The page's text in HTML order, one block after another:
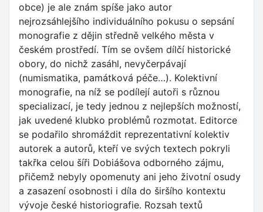
obce) je ale znám spíše jako autor
nejrozsáhlejšího individuálního pokusu o sepsání
monografie z dějin středně velkého města v
českém prostředí. Tím se ovšem dílčí historické
obory, do nichž zasáhl, nevyčerpávají
(numismatika, památková péče…). Kolektivní
monografie, na níž se podílejí autoři s různou
specializací, je tedy jednou z nejlepších možností,
jak uvedené klubko problémů rozmotat. Editorce
se podařilo shromáždit reprezentativní kolektiv
autorek a autorů, kteří ve svých textech pokryli
takřka celou šíři Dobiášova odborného zájmu,
přičemž nebyly opomenuty ani jeho životní osudy
a zasazení osobnosti i díla do širšího kontextu
vývoje české historiografie. Rozsah textů